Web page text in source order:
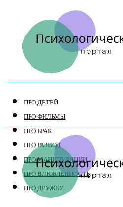
ПРО ДЕТЕЙ
ПРО ФИЛЬМЫ
ПРО БРАК
ПРО РАЗВОД
ПРО МАНИПУЛЯЦИИ
ПРО ВЛЮБЛЕННОСТЬ
ПРО ДРУЖБУ